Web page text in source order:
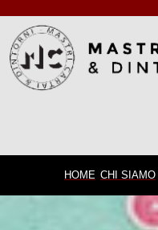
HOME CHI SIAMO